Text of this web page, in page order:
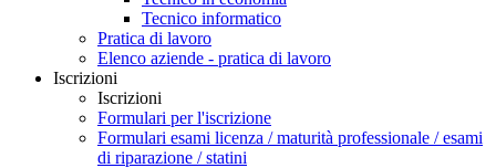
Tecnico informatico
Pratica di lavoro
Elenco aziende - pratica di lavoro
Iscrizioni
Iscrizioni
Formulari per l'iscrizione
Formulari esami licenza / maturità professionale / esami
di riparazione / statini